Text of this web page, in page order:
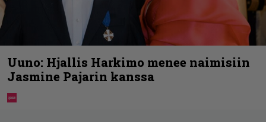
Uuno: Hjallis Harkimo menee naimisiin
Jasmine Pajarin kanssa